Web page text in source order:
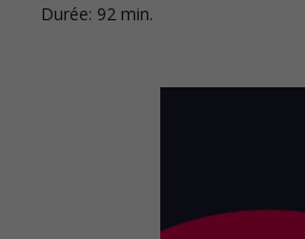
Durée: 92 min.